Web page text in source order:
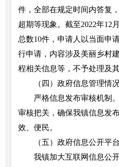
件，全部在规定时间内答复
超期等现象。截至2022年12
总数10件，申请人以当面申
行申请，内容涉及美丽乡村
程相关信息等，不予处理及
（四）政府信息管理情
严格信息发布审核机制
审核把关，确保我镇信息发
效、便民。
（五）政府信息公开平
我镇加大互联网信息公